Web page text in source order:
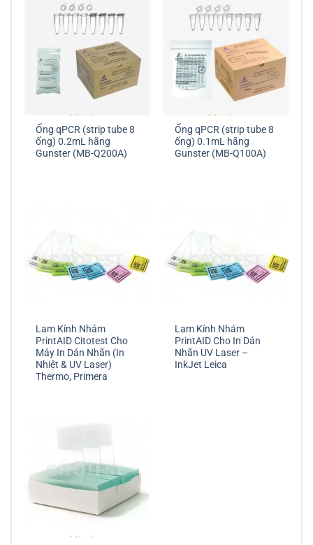
Ống qPCR (strip tube 8
ống) 0.2mL hãng
Gunster (MB-Q200A)
Ống qPCR (strip tube 8
ống) 0.1mL hãng
Gunster (MB-Q100A)
Lam Kính Nhám
PrintAID Citotest Cho
Máy In Dán Nhãn (In
Nhiệt & UV Laser)
Thermo, Primera
Lam Kính Nhám
PrintAID Cho In Dán
Nhãn UV Laser –
InkJet Leica